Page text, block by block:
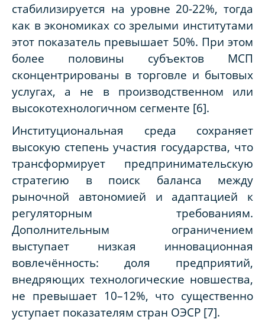
стабилизируется на уровне 20-22%, тогда
как в экономиках со зрелыми институтами
этот показатель превышает 50%. При этом
более половины субъектов МСП
сконцентрированы в торговле и бытовых
услугах, а не в производственном или
высокотехнологичном сегменте [6].
Институциональная среда сохраняет
высокую степень участия государства, что
трансформирует предпринимательскую
стратегию в поиск баланса между
рыночной автономией и адаптацией к
регуляторным требованиям.
Дополнительным ограничением
выступает низкая инновационная
вовлечённость: доля предприятий,
внедряющих технологические новшества,
не превышает 10–12%, что существенно
уступает показателям стран ОЭСР [7].